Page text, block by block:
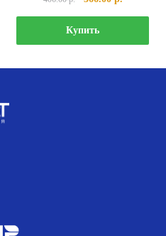
цена
составляла
406.00 р..
цена:
Купить